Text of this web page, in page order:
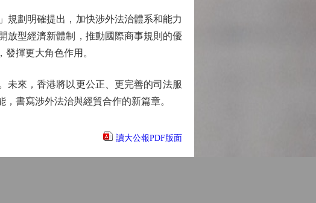
劃明確提出，加快涉外法治體系和能力
放型經濟新體制，推動國際商事規則的優
揮更大角色作用。
來，香港將以更公正、更完善的司法服
書寫涉外法治與經貿合作的新篇章。
讀大公報PDF版面